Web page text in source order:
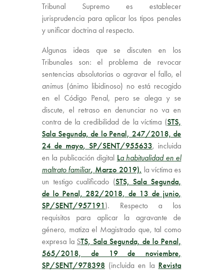
Tribunal Supremo es establecer
jurisprudencia para aplicar los tipos penales
y unificar doctrina al respecto.
Algunas ideas que se discuten en los
Tribunales son: el problema de revocar
sentencias absolutorias o agravar el fallo, el
animus (ánimo libidinoso) no está recogido
en el Código Penal, pero se alega y se
discute, el retraso en denunciar no va en
contra de la credibilidad de la víctima (STS,
Sala Segunda, de lo Penal, 247/2018, de
24 de mayo, SP/SENT/955633, incluida
en la publicación digital La habitualidad en el
maltrato familiar, Marzo 2019), la víctima es
un testigo cualificado (STS, Sala Segunda,
de lo Penal, 282/2018, de 13 de junio,
SP/SENT/957191). Respecto a los
requisitos para aplicar la agravante de
género, matiza el Magistrado que, tal como
expresa la STS, Sala Segunda, de lo Penal,
565/2018, de 19 de noviembre,
SP/SENT/978398 (incluida en la Revista